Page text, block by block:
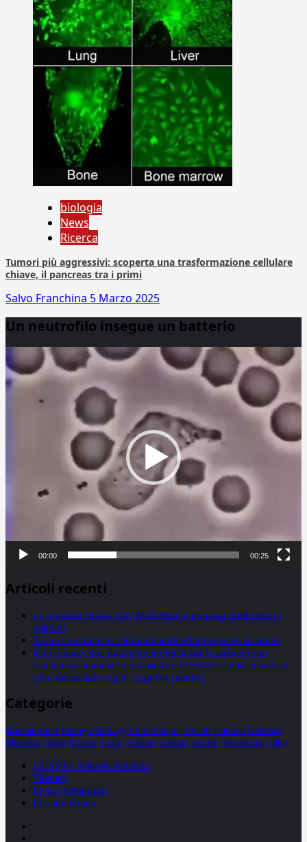
biologia
News
Ricerca
Tumori più aggressivi: scoperta una trasformazione cellulare
chiave, il pancreas tra i primi
Salvo Franchina 5 Marzo 2025
Un neutrofilo insegue un batterio
Player
00:00 00:25
Articoli recenti
La proteina chiave dell’Alzheimer si propaga utilizzando i
neuroni
Statine: inutilmente attribuiti molti effetti avversi, lo studio
Un farmaco, due nuove opportunità per le pazienti con
carcinoma mammario metastatico hr+/her2- e con tumore al
seno metastatico triplo negativo (mtnbc)
Categorie
alimentazione biologia Biology Com. Stampa Epatiti featured Genetica
Medicina News Ricerca Salute Science Scienza vaccini Veterinaria video
CCSVI e Sclerosi Multipla
Sitemap
Invia Comunicati
Privacy Policy